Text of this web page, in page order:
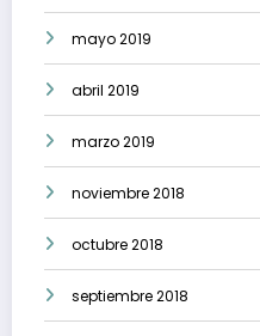
mayo 2019
abril 2019
marzo 2019
noviembre 2018
octubre 2018
septiembre 2018